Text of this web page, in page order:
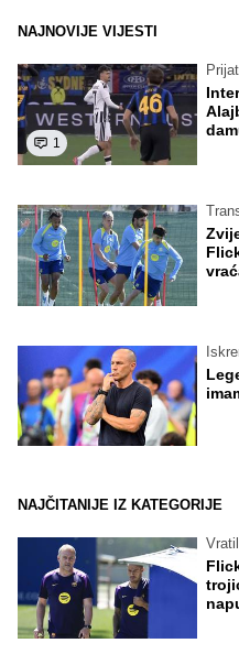
NAJNOVIJE VIJESTI
1
NAJČITANIJE IZ KATEGORIJE